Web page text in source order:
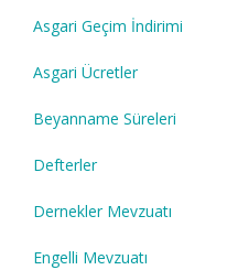
Asgari Geçim İndirimi
Asgari Ücretler
Beyanname Süreleri
Defterler
Dernekler Mevzuatı
Engelli Mevzuatı